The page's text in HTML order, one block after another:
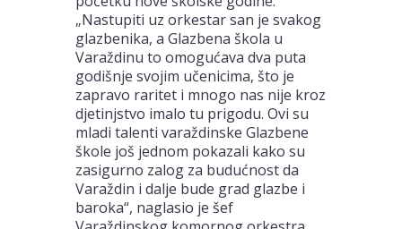
„Nastupiti uz orkestar san je svakog
glazbenika, a Glazbena škola u
Varaždinu to omogućava dva puta
godišnje svojim učenicima, što je
zapravo raritet i mnogo nas nije kroz
djetinjstvo imalo tu prigodu. Ovi su
mladi talenti varaždinske Glazbene
škole još jednom pokazali kako su
zasigurno zalog za budućnost da
Varaždin i dalje bude grad glazbe i
baroka“, naglasio je šef